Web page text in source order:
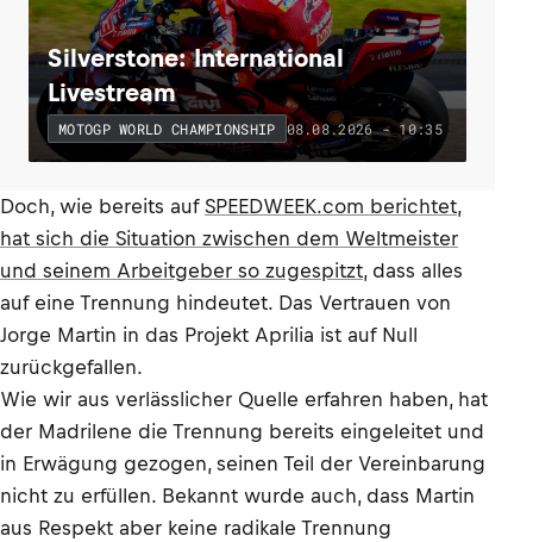
Silverstone: International
Livestream
MOTOGP WORLD CHAMPIONSHIP 08.08.2026 - 10:35
Doch, wie bereits auf SPEEDWEEK.com berichtet,
hat sich die Situation zwischen dem Weltmeister
und seinem Arbeitgeber so zugespitzt, dass alles
auf eine Trennung hindeutet. Das Vertrauen von
Jorge Martin in das Projekt Aprilia ist auf Null
zurückgefallen.
Wie wir aus verlässlicher Quelle erfahren haben, hat
der Madrilene die Trennung bereits eingeleitet und
in Erwägung gezogen, seinen Teil der Vereinbarung
nicht zu erfüllen. Bekannt wurde auch, dass Martin
aus Respekt aber keine radikale Trennung